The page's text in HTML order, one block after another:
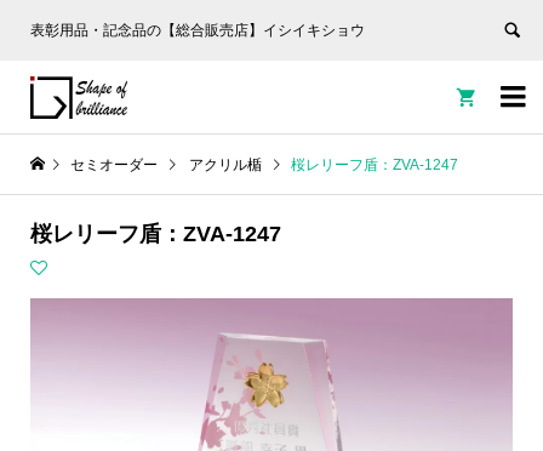
表彰用品・記念品の【総合販売店】イシイキショウ


セミオーダー アクリル楯 桜レリーフ盾：ZVA-1247
桜レリーフ盾：ZVA-1247